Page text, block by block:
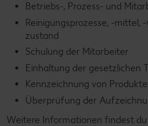
Betriebs-, Prozess- und
Reinigungsprozesse, -mittel,
zustand
Schulung der Mitarbeiter
Einhaltung der gesetzlichen
Kennzeichnung von
Überprüfung der
Weitere Informationen findest du